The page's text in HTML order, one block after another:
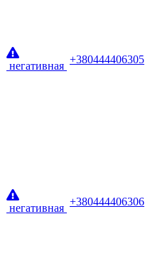
негативная
+380444406305
негативная
+380444406306